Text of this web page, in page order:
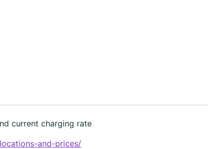
current charging rate
and-prices/